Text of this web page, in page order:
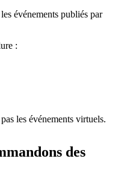
événements publiés par
:
les événements virtuels.
des